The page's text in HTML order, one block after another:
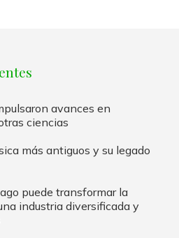
avances en
ciencias
más antiguos y su legado
puede transformar la
industria diversificada y